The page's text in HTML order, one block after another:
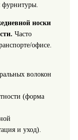
фурнитуры.
носки
Часто
офисе.
волокон
(форма
и уход).